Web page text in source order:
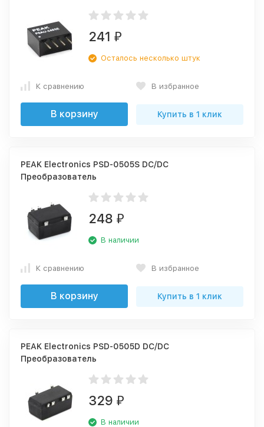
241 ₽
Осталось несколько штук
К сравнению В избранное
В корзину Купить в 1 клик
PEAK Electronics PSD-0505S DC/DC
Преобразователь
248 ₽
В наличии
К сравнению В избранное
В корзину Купить в 1 клик
PEAK Electronics PSD-0505D DC/DC
Преобразователь
329 ₽
В наличии